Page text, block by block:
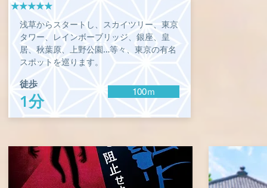
★★★★★
浅草からスタートし、スカイツリー、東京
タワー、レインボーブリッジ、銀座、皇
居、秋葉原、上野公園…等々、東京の有名
スポットを巡ります。
徒歩
1分
100ｍ